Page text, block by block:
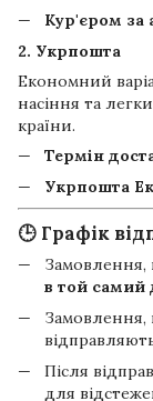
Кур'єром за
2. Укрпошта
Економний
насіння та
країни.
Термін
Укрпошта
🕒 Графік
Замовлення,
в той самий
Замовлення,
Після
для